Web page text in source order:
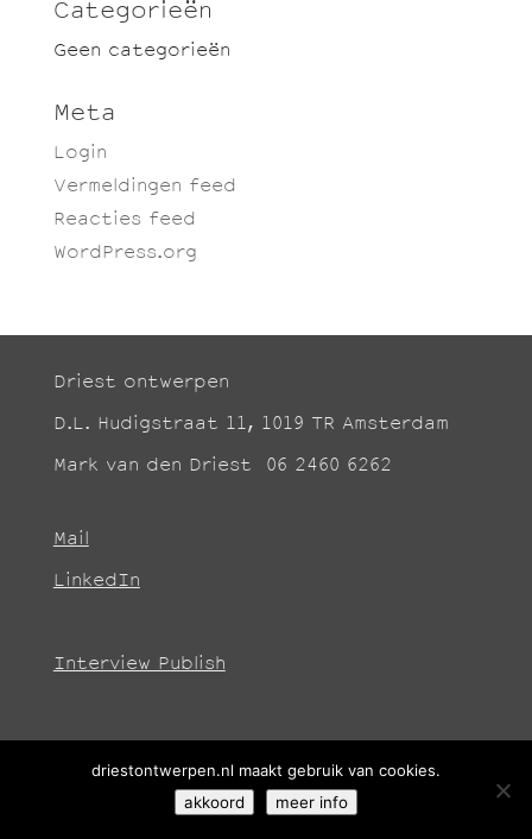
Categorieën
Geen categorieën
Meta
Login
Vermeldingen feed
Reacties feed
WordPress.org
Driest ontwerpen
D.L. Hudigstraat 11, 1019 TR Amsterdam
Mark van den Driest 06 2460 6262
Mail
LinkedIn
Interview Publish
© DRIEST ONTWERPEN
driestontwerpen.nl maakt gebruik van cookies.
akkoord
meer info